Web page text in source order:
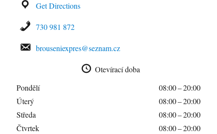
Get Directions
730 981 872
brouseniexpres@seznam.cz
Otevírací doba
Pondělí
08:00 – 20:00
Úterý
08:00 – 20:00
Středa
08:00 – 20:00
Čtvrtek
08:00 – 20:00